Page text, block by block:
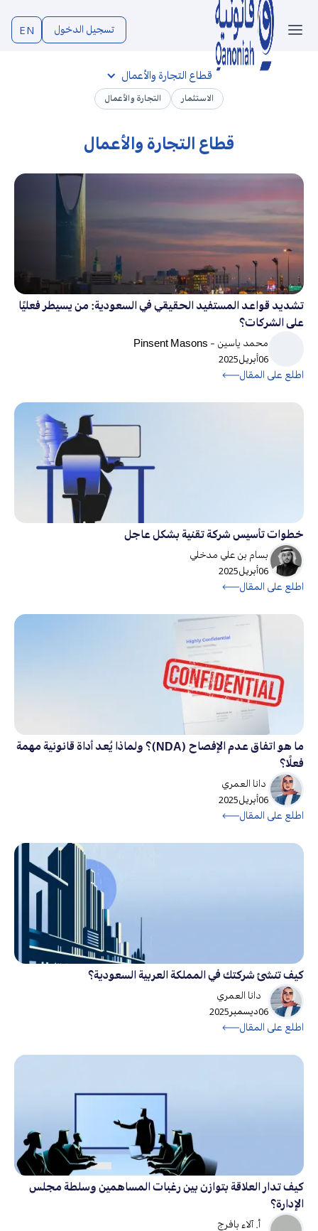
تسجيل الدخول EN
قطاع التجارة والأعمال
الاستثمار التجارة والأعمال
قطاع التجارة والأعمال
تشديد قواعد المستفيد الحقيقي في السعودية: من يسيطر فعليًا
على الشركات؟
محمد ياسين - Pinsent Masons
2025أبريل06
اطلع على المقال
خطوات تأسيس شركة تقنية بشكل عاجل
بسام بن علي مدخلي
2025أبريل06
اطلع على المقال
ما هو اتفاق عدم الإفصاح (NDA)؟ ولماذا يُعد أداة قانونية مهمة
فعلًا؟
دانا العمري
2025أبريل06
اطلع على المقال
كيف تنشئ شركتك في المملكة العربية السعودية؟
دانا العمري
2025ديسمبر06
اطلع على المقال
كيف تدار العلاقة بتوازن بين رغبات المساهمين وسلطة مجلس
الإدارة؟
أ. آلاء بافرج